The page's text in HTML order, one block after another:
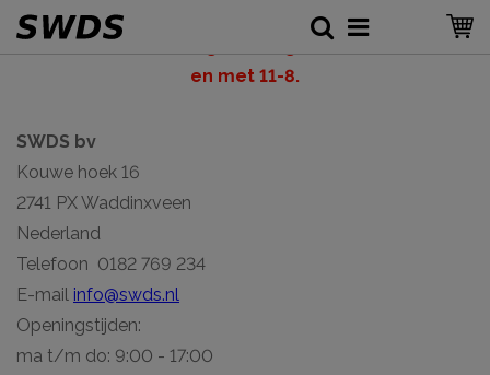
LET OP: vakantiesluiting SWDS, gesloten vanaf 6-8 tot
en met 11-8.
SWDS bv
Kouwe hoek 16
2741 PX Waddinxveen
Nederland
Telefoon 0182 769 234
E-mail info@swds.nl
Openingstijden:
ma t/m do: 9:00 - 17:00